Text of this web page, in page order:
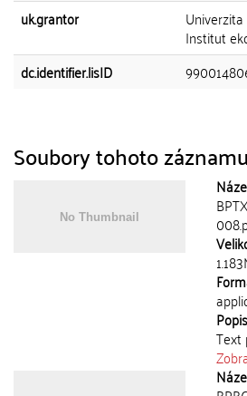
uk.grantor
Institut
dc.identifier.lisID
Soubory tohoto záznamu
Text